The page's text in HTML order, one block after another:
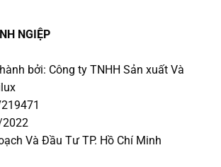
NGIỆP
bởi: Công ty TNHH Sản xuất Và
Và Đầu Tư TP. Hồ Chí Minh